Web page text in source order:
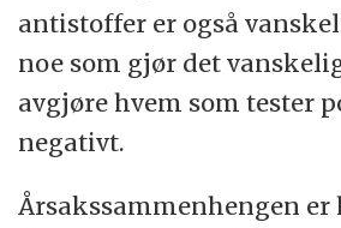
antistoffer er også
noe som gjør det
avgjøre hvem som tester
negativt.
Årsakssammenhengen